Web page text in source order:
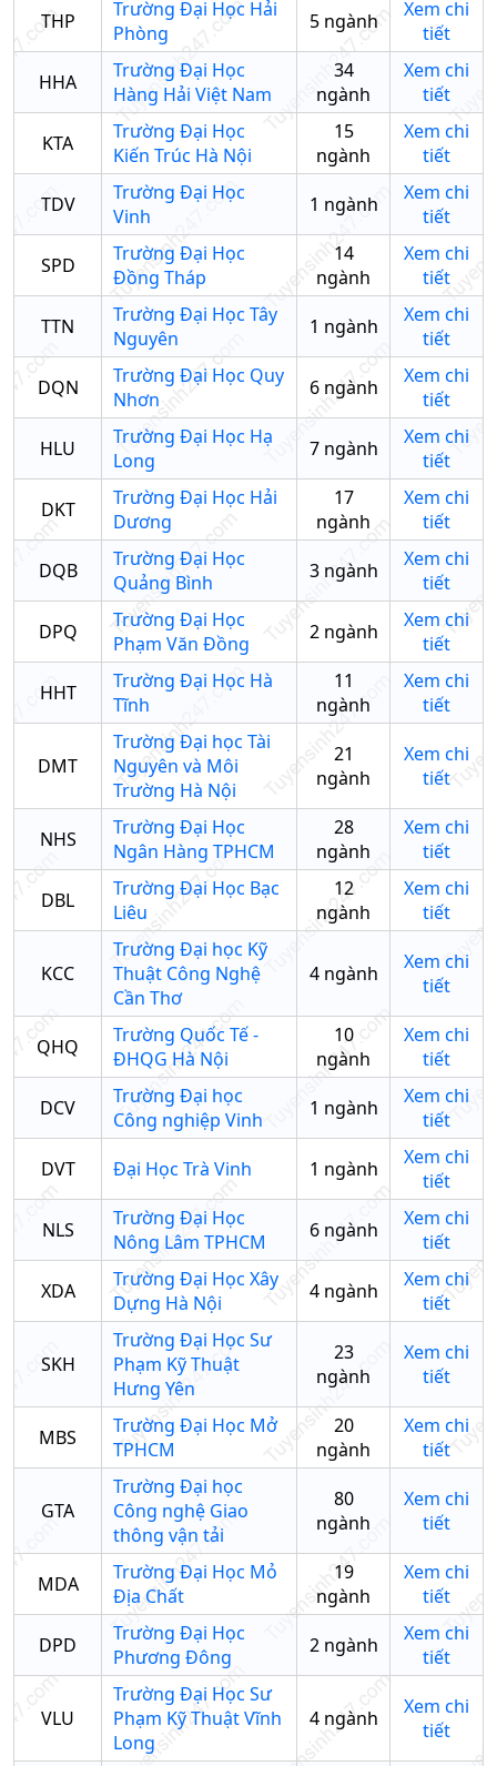
THP
Trường Đại Học Hải
Phòng
5ngành
Xem chi
tiết
HHA
Trường Đại Học
Hàng Hải Việt Nam
34
ngành
Xem chi
tiết
KTA
Trường Đại Học
Kiến Trúc Hà Nội
15
ngành
Xem chi
tiết
TDV
Trường Đại Học
Vinh
1 ngành
Xem chi
tiết
SPD
Trường Đại Học
Đồng Tháp
14
ngành
Xem chi
tiết
TTN
Trường Đại Học Tây
Nguyên
1 ngành
Xem chi
tiết
DQN
Trường Đại Học Quy
Nhơn
6ngành
Xem chi
tiết
HLU
Trường Đại Học Hạ
Long
7ngành
Xem chi
tiết
DKT
Trường Đại Học Hải
Dương
17
ngành
Xem chi
tiết
DQB
Trường Đại Học
Quảng Bình
3ngành
Xem chi
tiết
DPQ
Trường Đại Học
Phạm Văn Đồng
2ngành
Xem chi
tiết
HHT
Trường Đại Học Hà
Tĩnh
11
ngành
Xem chi
tiết
DMT
Trường Đại học Tài
Nguyên và Môi
Trường Hà Nội
21
ngành
Xem chi
tiết
NHS
Trường Đại Học
Ngân Hàng TPHCM
28
ngành
Xem chi
tiết
DBL
Trường Đại Học Bạc
Liêu
12
ngành
Xem chi
tiết
KCC
Trường Đại học Kỹ
Thuật Công Nghệ
Cần Thơ
4ngành
Xem chi
tiết
QHQ
Trường Quốc Tế -
ĐHQG Hà Nội
10
ngành
Xem chi
tiết
DCV
Trường Đại học
Công nghiệp Vinh
1 ngành
Xem chi
tiết
DVT
Đại Học Trà Vinh 1 ngành
Xem chi
tiết
NLS
Trường Đại Học
Nông Lâm TPHCM
6ngành
Xem chi
tiết
XDA
Trường Đại Học Xây
Dựng Hà Nội
4ngành
Xem chi
tiết
SKH
Trường Đại Học Sư
Phạm Kỹ Thuật
Hưng Yên
23
ngành
Xem chi
tiết
MBS
Trường Đại Học Mở
TPHCM
20
ngành
Xem chi
tiết
GTA
Trường Đại học
Công nghệ Giao
thông vận tải
80
ngành
Xem chi
tiết
MDA
Trường Đại Học Mỏ
Địa Chất
19
ngành
Xem chi
tiết
DPD
Trường Đại Học
Phương Đông
2ngành
Xem chi
tiết
VLU
Trường Đại Học Sư
Phạm Kỹ Thuật Vĩnh
Long
4ngành
Xem chi
tiết